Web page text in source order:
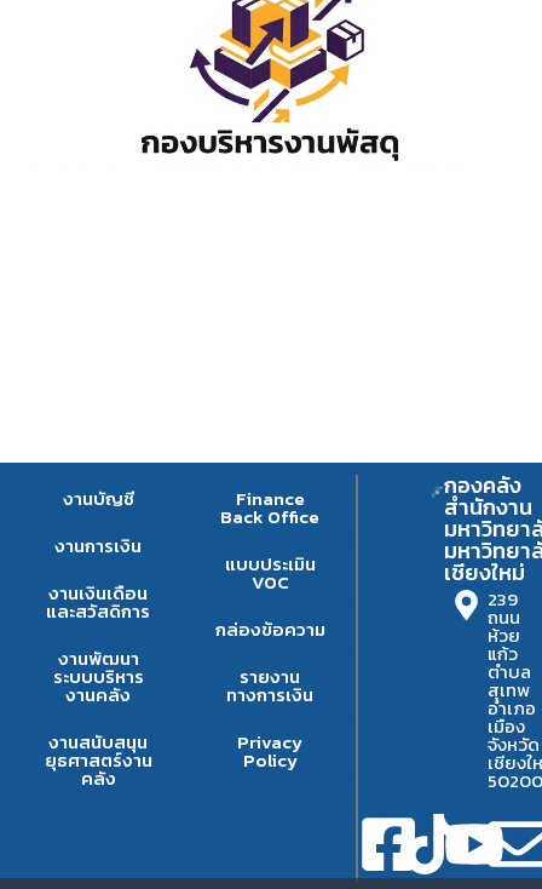
งานบัญชี
งานการเงิน
งานเงินเดือน
และสวัสดิการ
งานพัฒนา
ระบบบริหาร
งานคลัง
งานสนับสนุน
ยุธศาสตร์งาน
คลัง
Finance
Back Office
แบบประเมิน
VOC
กล่องข้อความ
รายงาน
ทางการเงิน
Privacy
Policy
กองคลัง
สำนักงาน
มหาวิทยา
มหาวิทยา
เชียงใหม่
239
ถนน
ห้วย
แก้ว
ตำบล
สุเทพ
อำเภอ
เมือง
จังหวัด
เชียงใ
50200